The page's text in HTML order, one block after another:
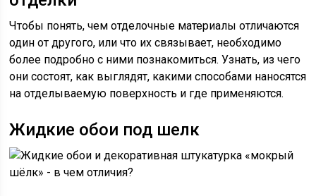
Чтобы понять, чем отделочные материалы отличаются
один от другого, или что их связывает, необходимо
более подробно с ними познакомиться. Узнать, из чего
они состоят, как выглядят, какими способами наносятся
на отделываемую поверхность и где применяются.
Жидкие обои под шелк